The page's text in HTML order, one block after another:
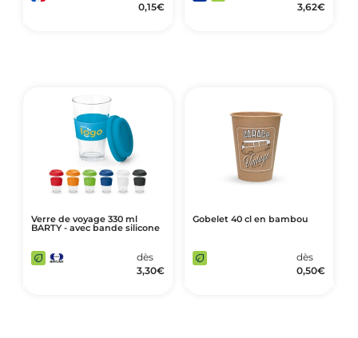
0,15€
3,62€
Verre de voyage 330 ml
BARTY - avec bande silicone
dès
3,30€
Gobelet 40 cl en bambou
dès
0,50€